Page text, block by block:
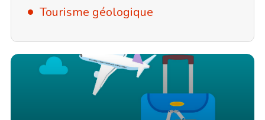
Tourisme géologique